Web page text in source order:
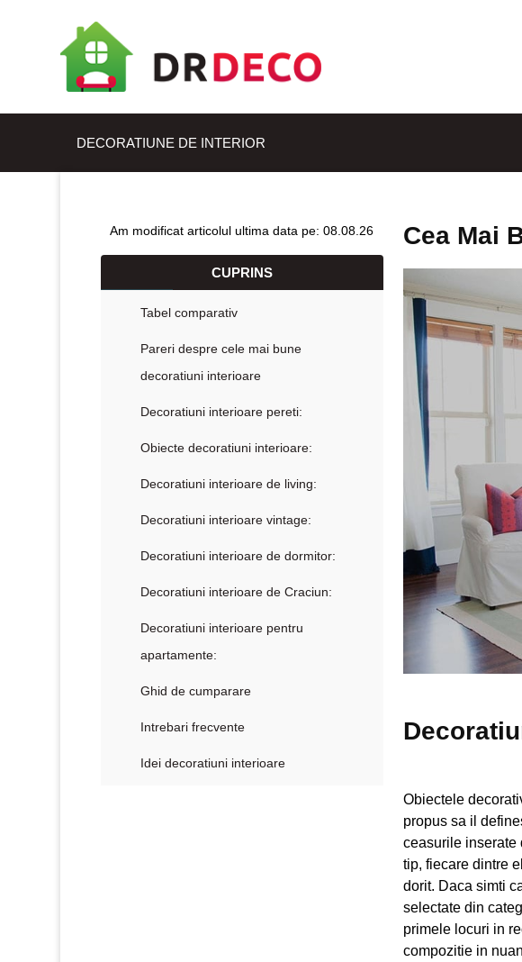
DECORATIUNE DE INTERIOR
Am modificat articolul ultima data pe: 08.08.26
CUPRINS
Tabel comparativ
Pareri despre cele mai bune
decoratiuni interioare
Decoratiuni interioare pereti:
Obiecte decoratiuni interioare:
Decoratiuni interioare de living:
Decoratiuni interioare vintage:
Decoratiuni interioare de dormitor:
Decoratiuni interioare de Craciun:
Decoratiuni interioare pentru
apartamente:
Ghid de cumparare
Intrebari frecvente
Idei decoratiuni interioare
Cea Mai
Obiectele
propus sa il
ceasurile inserate
tip, fiecare dintre
dorit. Daca simti
selectate din
primele locuri in
compozitie in